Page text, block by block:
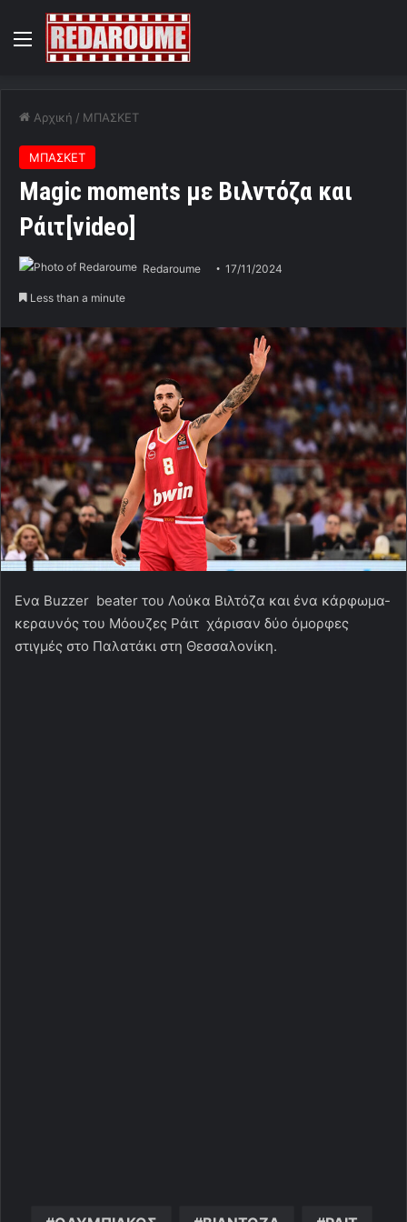
Menu
Αρχική / ΜΠΑΣΚΕΤ
ΜΠΑΣΚΕΤ
Μagic moments με Βιλντόζα και
Ράιτ[video]
Redaroume 17/11/2024
Less than a minute
Ενα Buzzer beater του Λούκα Βιλτόζα και ένα κάρφωμα-
κεραυνός του Μόουζες Ράιτ χάρισαν δύο όμορφες
στιγμές στο Παλατάκι στη Θεσσαλονίκη.